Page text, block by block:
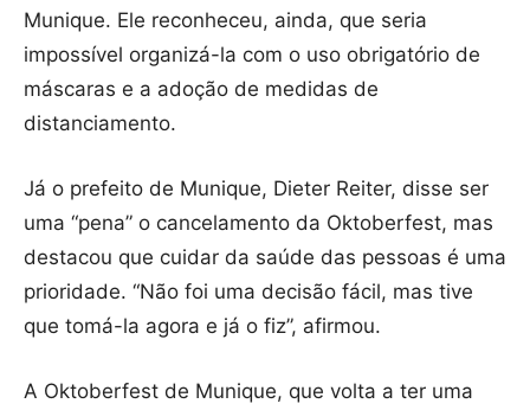
Munique. Ele reconheceu, ainda, que seria
impossível organizá-la com o uso obrigatório de
máscaras e a adoção de medidas de
distanciamento.
Já o prefeito de Munique, Dieter Reiter, disse ser
uma “pena” o cancelamento da Oktoberfest, mas
destacou que cuidar da saúde das pessoas é uma
prioridade. “Não foi uma decisão fácil, mas tive
que tomá-la agora e já o fiz”, afirmou.
A Oktoberfest de Munique, que volta a ter uma